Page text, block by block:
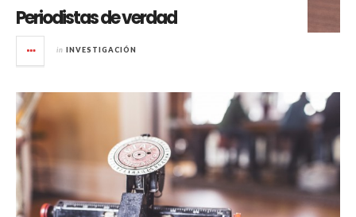
Periodistas de verdad
in INVESTIGACIÓN